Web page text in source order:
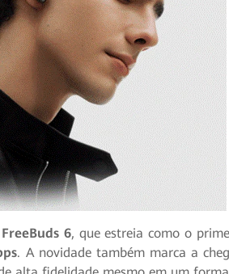
6, que estreia como o
. A novidade também marca a